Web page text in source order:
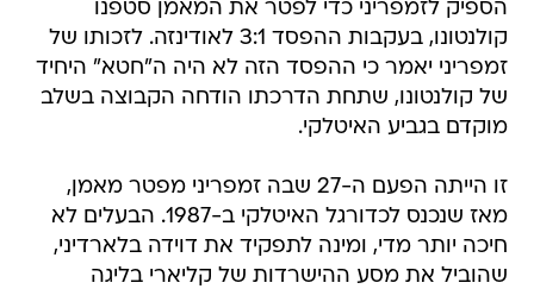
הספיק לזמפריני כדי לפטר את המאמן סטפנו
קולנטונו, בעקבות ההפסד 3:1 לאודינזה. לזכותו של
זמפריני יאמר כי ההפסד הזה לא היה ה"חטא" היחיד
של קולנטונו, שתחת הדרכתו הודחה הקבוצה בשלב
מוקדם בגביע האיטלקי.
זו הייתה הפעם ה-27 שבה זמפריני מפטר מאמן,
מאז שנכנס לכדורגל האיטלקי ב-1987. הבעלים לא
חיכה יותר מדי, ומינה לתפקיד את דוידה בלארדיני,
שהוביל את מסע ההישרדות של קליארי בליגה